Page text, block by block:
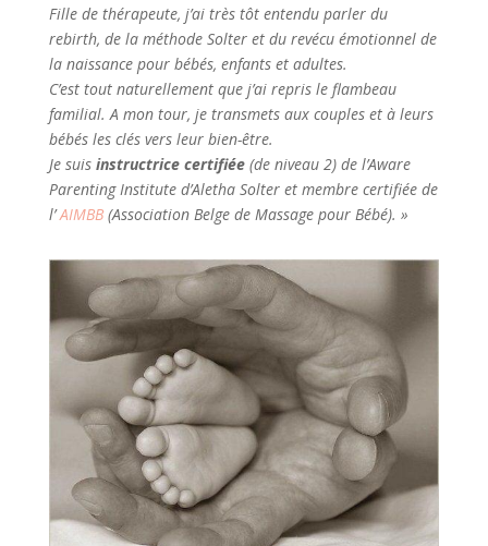
Fille de thérapeute, j’ai très tôt entendu parler du
rebirth, de la méthode Solter et du revécu émotionnel de
la naissance pour bébés, enfants et adultes.
C’est tout naturellement que j’ai repris le flambeau
familial. A mon tour, je transmets aux couples et à leurs
bébés les clés vers leur bien-être.
Je suis instructrice certifiée(de niveau 2) de l’Aware
Parenting Institute d’Aletha Solter et membre certifiée de
l’AIMBB(Association Belge de Massage pour Bébé). »